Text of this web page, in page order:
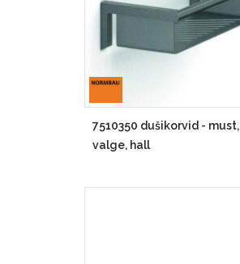
7510350 dušikorvid - must,
valge, hall